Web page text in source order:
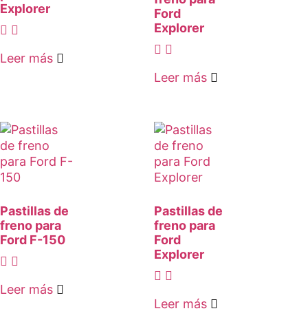
Explorer
Leer más
Ford
Explorer
Leer más
Pastillas de
freno para
Ford F-150
Leer más
Pastillas de
freno para
Ford
Explorer
Leer más